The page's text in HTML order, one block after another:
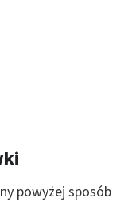
powyżej sposób